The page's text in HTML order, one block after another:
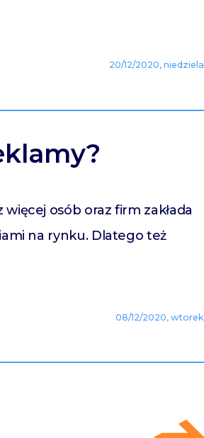
20/12/2020, niedziela
osób oraz firm zakłada
na rynku. Dlatego też
08/12/2020, wtorek